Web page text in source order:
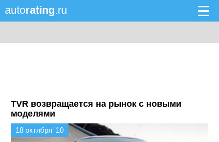
autorating.ru
TVR возвращается на рынок с новыми
моделями
18 октября '10